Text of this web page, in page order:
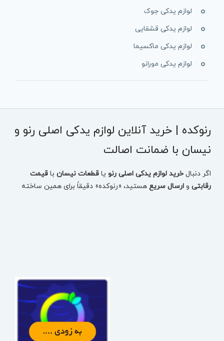
لوازم یدکی جوک
لوازم یدکی قشقایی
لوازم یدکی ماکسیما
لوازم یدکی مورانو
رنوکده | خرید آنلاین لوازم یدکی اصلی رنو و
نیسان با ضمانت اصالت
اگر دنبالخرید لوازم یدکی اصلی رنو یاقطعات نیسان باقیمت
رقابتی وارسال سریع هستید، «رنوکده» دقیقاً برای همین ساخته
خرید لوازم یدکی رنو بر اساس مدل خودرو (سریع و دقیق)
برای اینکه انتخاب قطعه اشتباه نشود، می‌توانید از همان ابتدا مدل
خودرو را انتخاب کنید و دقیقاً به قطعات همان خودرو برسید: